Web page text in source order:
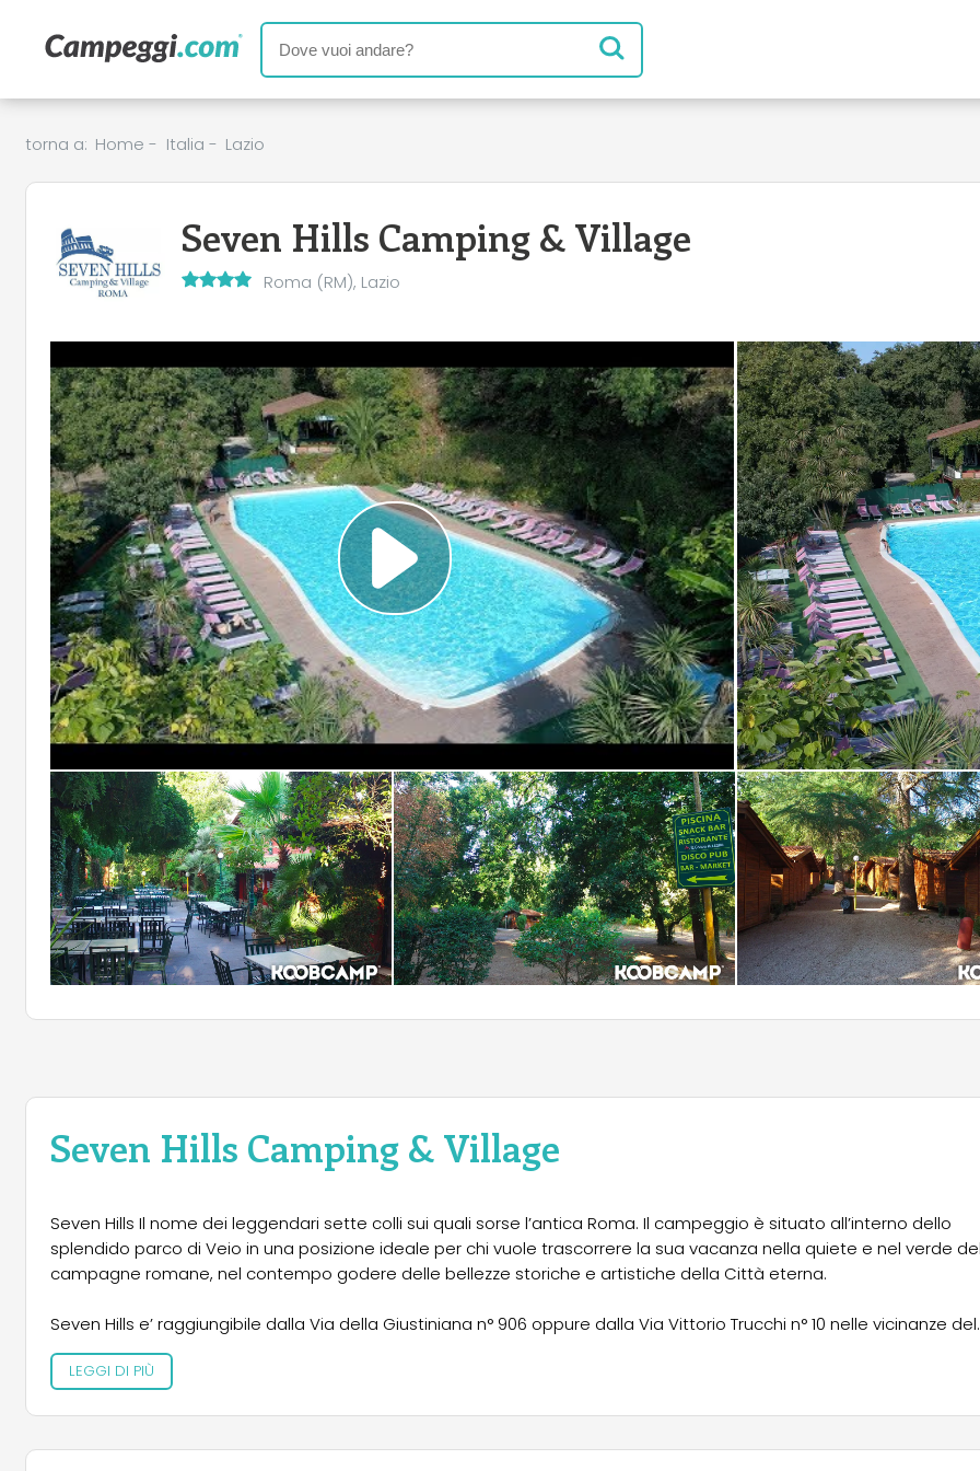
torna a: Home - Italia - Lazio
Seven Hills Camping & Village
Roma (RM), Lazio
Seven Hills Camping & Village
Seven Hills Il nome dei leggendari sette colli sui quali sorse l’antica Roma. Il campeggio è situato all’interno dello
splendido parco di Veio in una posizione ideale per chi vuole trascorrere la sua vacanza nella quiete e nel verde
campagne romane, nel contempo godere delle bellezze storiche e artistiche della Città eterna.
Seven Hills e’ raggiungibile dalla Via della Giustiniana n° 906 oppure dalla Via Vittorio Trucchi n° 10 nelle vicinanze del
raccordo Anulare uscita Cassia direzione Viterbo.
si può scendere alla stazione della metro “Valle Aurelia” e prendere la linea A direzione Anagnina, fino a raggiungere le
LEGGI DI PIÙ